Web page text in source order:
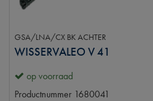
GSA/LNA/CX BK ACHTER
WISSERVALEO V 41
op voorraad
Productnummer 1680041